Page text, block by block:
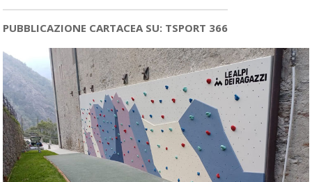
PUBBLICAZIONE CARTACEA SU: TSPORT 366